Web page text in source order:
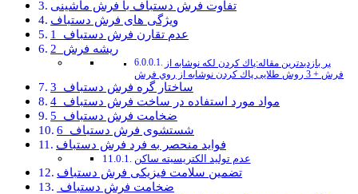
تفاوت فرش دستباف با فرش ماشینی
ویژگی های فرش دستباف
1_عدم تقارن فرش دستباف
2_ریشه فرش
پر بازدیدترین مقاله:پاك كردن لكه نوشابه از
فرش + 3 روش طلایی پاك كردن نوشابه از روي فرش
3_ساختار گره فرش دستباف
4_مواد مورد استفاده در ساخت فرش دستباف
5_ضخامت فرش دستباف
6_شستشوی فرش دستباف
فواید منحصر به فرد فرش دستباف
عدم تولید الکتریسیته ساکن
تضمین سلامت فیزیکی فرش دستباف
ضخامت فرش دستباف